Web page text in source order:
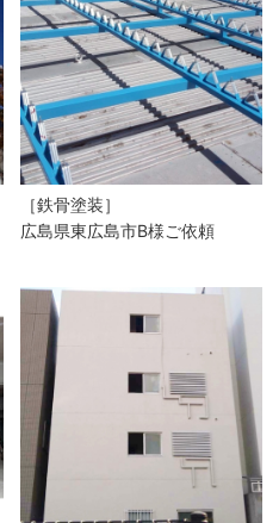
［鉄骨塗装］
広島県東広島市B様ご依頼